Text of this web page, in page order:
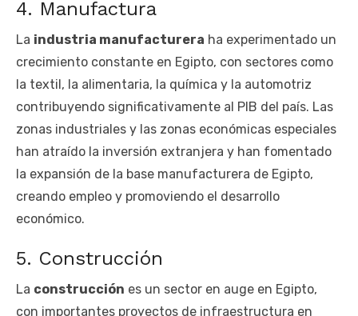
4. Manufactura
La industria manufacturera ha experimentado un
crecimiento constante en Egipto, con sectores como
la textil, la alimentaria, la química y la automotriz
contribuyendo significativamente al PIB del país. Las
zonas industriales y las zonas económicas especiales
han atraído la inversión extranjera y han fomentado
la expansión de la base manufacturera de Egipto,
creando empleo y promoviendo el desarrollo
económico.
5. Construcción
La construcción es un sector en auge en Egipto,
con importantes proyectos de infraestructura en